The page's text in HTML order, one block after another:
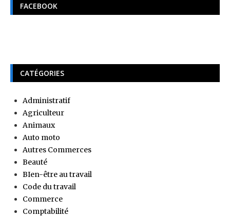
FACEBOOK
CATÉGORIES
Administratif
Agriculteur
Animaux
Auto moto
Autres Commerces
Beauté
BIen-être au travail
Code du travail
Commerce
Comptabilité